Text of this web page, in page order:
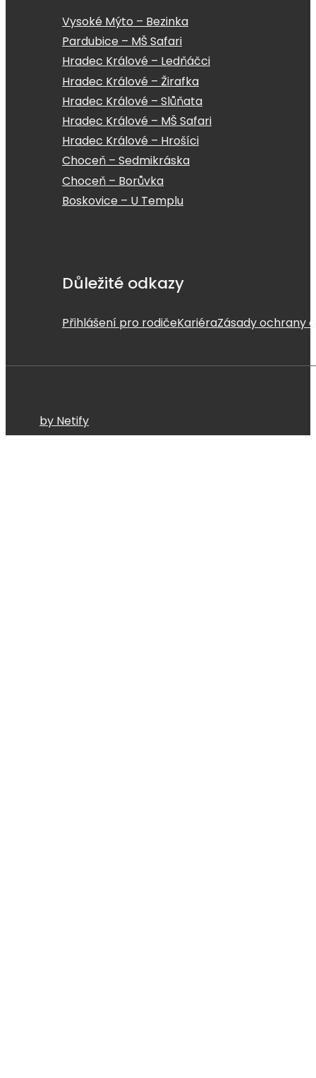
Vysoké Mýto – Bezinka
Pardubice – MŠ Safari
Hradec Králové – Ledňáčci
Hradec Králové – Žirafka
Hradec Králové – Slůňata
Hradec Králové – MŠ Safari
Hradec Králové – Hrošíci
Choceň – Sedmikráska
Choceň – Borůvka
Boskovice – U Templu
Důležité odkazy
Přihlášení pro rodičeKariéraZásady ochrany
by Netify